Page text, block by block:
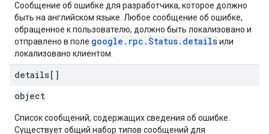
Сообщение об ошибке для разработчика, которое должно
быть на английском языке. Любое сообщение об ошибке,
обращенное к пользователю, должно быть локализовано и
отправлено в поле google.rpc.Status.detailsили
локализовано клиентом.
details[]
object
Список сообщений, содержащих сведения об ошибке.
Существует общий набор типов сообщений для